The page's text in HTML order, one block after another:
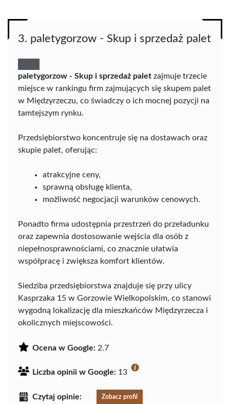
3. paletygorzow - Skup i sprzedaż palet
paletygorzow - Skup i sprzedaż palet zajmuje trzecie
miejsce w rankingu firm zajmujących się skupem palet
w Międzyrzeczu, co świadczy o ich mocnej pozycji na
tamtejszym rynku.
Przedsiębiorstwo koncentruje się na dostawach oraz
skupie palet, oferując:
atrakcyjne ceny,
sprawną obsługę klienta,
możliwość negocjacji warunków cenowych.
Ponadto firma udostępnia przestrzeń do przeładunku
oraz zapewnia dostosowanie wejścia dla osób z
niepełnosprawnościami, co znacznie ułatwia
współpracę i zwiększa komfort klientów.
Siedziba przedsiębiorstwa znajduje się przy ulicy
Kasprzaka 15 w Gorzowie Wielkopolskim, co stanowi
wygodną lokalizację dla mieszkańców Międzyrzecza i
okolicznych miejscowości.
Ocena w Google: 2.7
Liczba opinii w Google: 13
Czytaj opinie: Zobacz profil